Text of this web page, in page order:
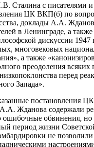
Сталина с писателями
ЦК ВКП(б) по
доклады А.А.
в Ленинграде, а также
дискуссии 1947
многовековых
а также
преодоления всяких
перед
Запада».
постановления
Жданова содержали
ошибочные обвинения, но
период жизни
не позволили